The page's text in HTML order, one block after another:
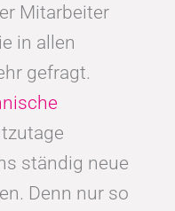
Mitarbeiter
in allen
gefragt.
ständig neue
Denn nur so